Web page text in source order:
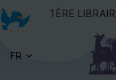
1ÈRE
FR